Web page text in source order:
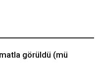
görüldü (mü